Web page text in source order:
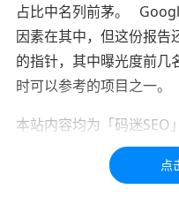
占比中名列前茅。
因素在其中，但这份报告
的指针，其中曝光度前几
时可以参考的项目之一。
本站内容均为「码迷SEO
习交流，如有疑问，请联